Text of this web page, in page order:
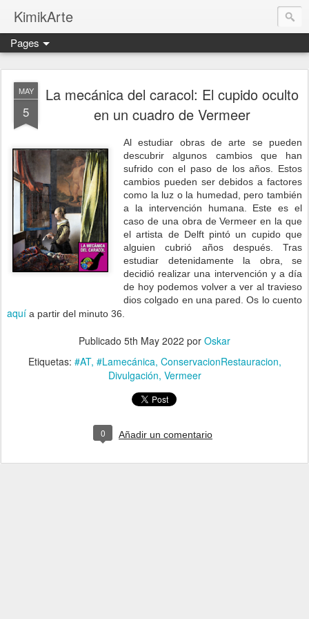
KimikArte
Pages
MAY
5
La mecánica del caracol: El cupido oculto
en un cuadro de Vermeer
Al estudiar obras de arte se pueden
descubrir algunos cambios que han
sufrido con el paso de los años. Estos
cambios pueden ser debidos a factores
como la luz o la humedad, pero también
a la intervención humana. Este es el
caso de una obra de Vermeer en la que
el artista de Delft pintó un cupido que
alguien cubrió años después. Tras
estudiar detenidamente la obra, se
decidió realizar una intervención y a día
de hoy podemos volver a ver al travieso
dios colgado en una pared. Os lo cuento
aquí a partir del minuto 36.
Publicado 5th May 2022 por Oskar
Etiquetas: #AT #Lamecánica ConservacionRestauracion
Divulgación Vermeer
0 Añadir un comentario